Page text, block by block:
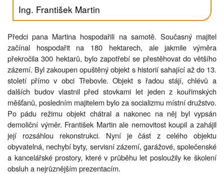
Ing. František Martin
Předci pana Martina hospodařili na samotě. Současný majitel
začínal hospodařit na 180 hektarech, ale jakmile výměra
překročila 300 hektarů, bylo zapotřebí se přestěhovat do většího
zázemí. Byl zakoupen opuštěný objekt s historií sahající až do 13.
století přímo v obci Třebovle. Objekt s řadou stájí, chlévů a
dalších budov vlastnil před stovkami let jeden z kouřimských
měšťanů, posledním majitelem bylo za socializmu místní družstvo.
Po pádu režimu objekt chátral a nakonec na něj byl vypsán
demoliční výměr. František Martin ale nemovitost koupil a zahájil
její rozsáhlou rekonstrukci. Nyní je část z celého objektu
obyvatelná, nechybí byty, servisní zázemí, garážové, společenské
a kancelářské prostory, které v průběhu let posloužily ke školení
obsluh a nejrůznějším prezentacím.